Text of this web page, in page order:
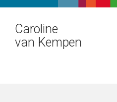
Caroline
van Kempen